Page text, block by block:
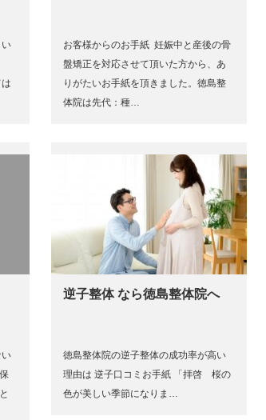
お客様からのお手紙 妊娠中と産後の骨
盤矯正を対応させて頂いた方から、あ
りがたいお手紙を頂きました。徳島整
体院は先代：種…
逆子整体 なら徳島整体院へ
徳島整体院の逆子整体の成功率が高い
理由は 逆子口コミお手紙 「拝啓 桜の
色が美しい季節になりま…